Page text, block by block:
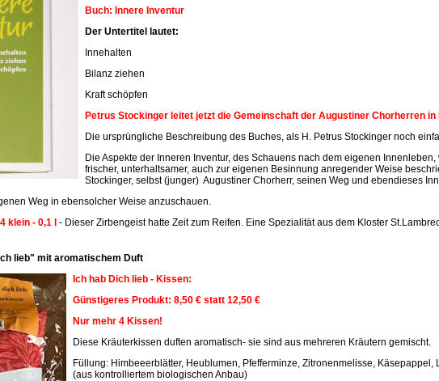
Buch: Innere Inventur
Der Untertitel lautet:
Innehalten
Bilanz ziehen
Kraft schöpfen
Petrus Stockinger leitet jetzt die Gemeinschaft der Augustiner Chorherren in
Die ursprüngliche Beschreibung des Buches, als H. Petrus Stockinger noch
Die Aspekte der Inneren Inventur, des Schauens nach dem eigenen
frischer, unterhaltsamer, auch zur eigenen Besinnung anregender Weise
Stockinger, selbst (junger) Augustiner Chorherr, seinen Weg und ebendieses
Weg in ebensolcher Weise anzuschauen.
klein - 0,1 l - Dieser Zirbengeist hatte Zeit zum Reifen. Eine Spezialität aus dem Kloster
lieb" mit aromatischem Duft
Ich hab Dich lieb - Kissen:
Günstigeres Produkt: 8,50 € statt 12,50 €
Nur mehr 4 Kissen!
Diese Kräuterkissen duften aromatisch- sie sind aus mehreren Kräutern gemischt.
Füllung: Himbeeerblätter, Heublumen, Pfefferminze, Zitronenmelisse,
(aus kontrolliertem biologischen Anbau)